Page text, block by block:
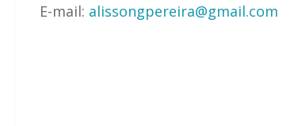
E-mail: alissongpereira@gmail.com